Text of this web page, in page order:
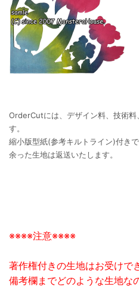
OrderCutには、デザイン料、技術
す。
縮小版型紙(参考キルトライン)付きで
余った生地は返送いたします。
※※※※注意※※※※
著作権付きの生地はお受けで
備考欄までどのような生地な